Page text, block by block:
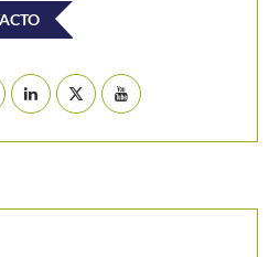
así se jugarán los